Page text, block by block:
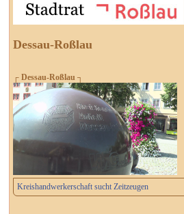
Dessau-Roßlau
┌ Dessau-Roßlau ┐
Kreishandwerkerschaft sucht Zeitzeugen